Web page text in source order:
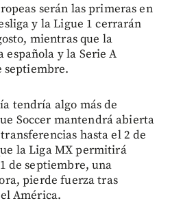
serán las primeras en
y la Ligue 1 cerrarán
mientras que la
española y la Serie A
septiembre.
tendría algo más de
Soccer mantendrá abierta
hasta el 2 de
la Liga MX permitirá
de septiembre, una
pierde fuerza tras
América.